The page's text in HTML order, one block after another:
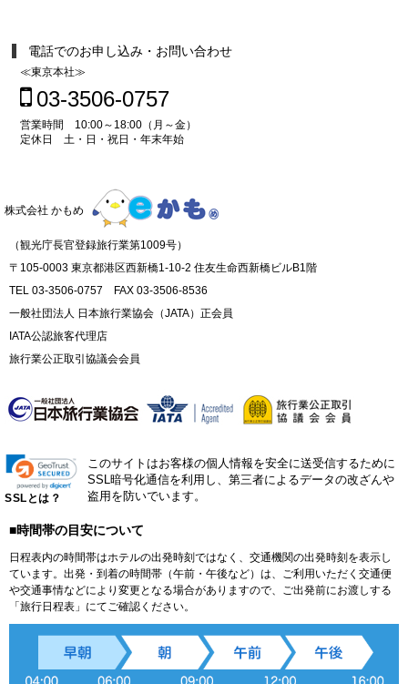
電話でのお申し込み・お問い合わせ
≪東京本社≫
03-3506-0757
営業時間 10:00～18:00（月～金）
定休日 土・日・祝日・年末年始
株式会社 かもめ
（観光庁長官登録旅行業第1009号）
〒105-0003 東京都港区西新橋1-10-2 住友生命西新橋ビルB1階
TEL 03-3506-0757 FAX 03-3506-8536
一般社団法人 日本旅行業協会（JATA）正会員
IATA公認旅客代理店
旅行業公正取引協議会会員
SSLとは？
このサイトはお客様の個人情報を安全に送受信するために
SSL暗号化通信を利用し、第三者によるデータの改ざんや
盗用を防いでいます。
■時間帯の目安について
日程表内の時間帯はホテルの出発時刻ではなく、交通機関の出発時刻を表示し
ています。出発・到着の時間帯（午前・午後など）は、ご利用いただく交通便
や交通事情などにより変更となる場合がありますので、ご出発前にお渡しする
「旅行日程表」にてご確認ください。